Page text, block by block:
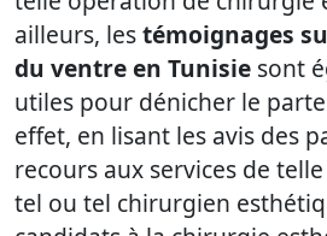
ailleurs, lestémoignages
du ventre en Tunisie sont
utiles pour dénicher le
effet, en lisant les avis des
recours aux services de
tel ou tel chirurgien